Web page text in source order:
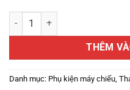
Điều khiển máy chiếu
THÊM
Danh mục: Phụ kiện máy chiếu